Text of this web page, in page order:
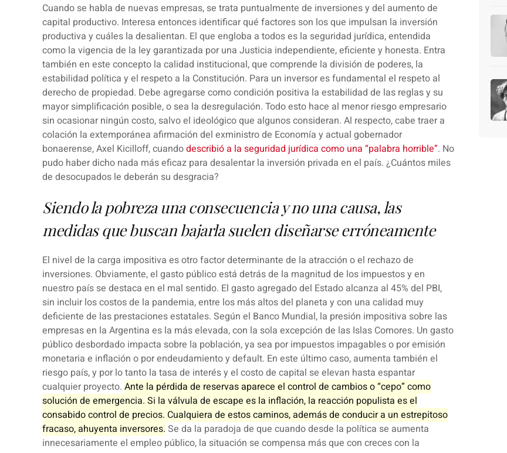
Cuando se habla de nuevas empresas, se trata puntualmente de inversiones y del aumento de
capital productivo. Interesa entonces identificar qué factores son los que impulsan la inversión
productiva y cuáles la desalientan. El que engloba a todos es la seguridad jurídica, entendida
como la vigencia de la ley garantizada por una Justicia independiente, eficiente y honesta. Entra
también en este concepto la calidad institucional, que comprende la división de poderes, la
estabilidad política y el respeto a la Constitución. Para un inversor es fundamental el respeto al
derecho de propiedad. Debe agregarse como condición positiva la estabilidad de las reglas y su
mayor simplificación posible, o sea la desregulación. Todo esto hace al menor riesgo empresario
sin ocasionar ningún costo, salvo el ideológico que algunos consideran. Al respecto, cabe traer a
colación la extemporánea afirmación del exministro de Economía y actual gobernador
bonaerense,Axel Kicilloff, cuandodescribió a la seguridad jurídica como una “palabra horrible”. No
pudo haber dicho nada más eficaz para desalentar la inversión privada en el país. ¿Cuántos miles
de desocupados le deberán su desgracia?
Siendo la pobreza una consecuencia y no una causa, las
medidas que buscan bajarla suelen diseñarse erróneamente
El nivel de la carga impositiva es otro factor determinante de la atracción o el rechazo de
inversiones. Obviamente, el gasto público está detrás de la magnitud de los impuestos y en
nuestro país se destaca en el mal sentido. El gasto agregado del Estado alcanza al 45% del PBI,
sin incluir los costos de la pandemia, entre los más altos del planeta y con una calidad muy
deficiente de las prestaciones estatales. Según el Banco Mundial, la presión impositiva sobre las
empresas en la Argentina es la más elevada, con la sola excepción de las Islas Comores. Un gasto
público desbordado impacta sobre la población, ya sea por impuestos impagables o por emisión
monetaria e inflación o por endeudamiento y default. En este último caso, aumenta también el
riesgo país, y por lo tanto la tasa de interés y el costo de capital se elevan hasta espantar
cualquier proyecto. Ante la pérdida de reservas aparece el control de cambios o “cepo” como
solución de emergencia. Si la válvula de escape es la inflación, la reacción populista es el
consabido control de precios. Cualquiera de estos caminos, además de conducir a un estrepitoso
fracaso, ahuyenta inversores. Se da la paradoja de que cuando desde la política se aumenta
innecesariamente el empleo público, la situación se compensa más que con creces con la